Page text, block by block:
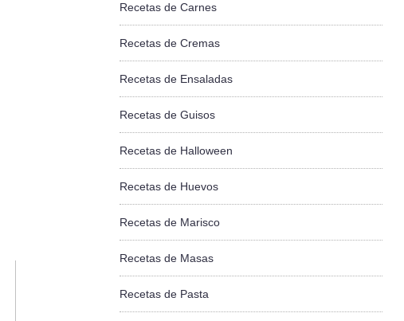
Recetas de Carnes
Recetas de Cremas
Recetas de Ensaladas
Recetas de Guisos
Recetas de Halloween
Recetas de Huevos
Recetas de Marisco
Recetas de Masas
Recetas de Pasta